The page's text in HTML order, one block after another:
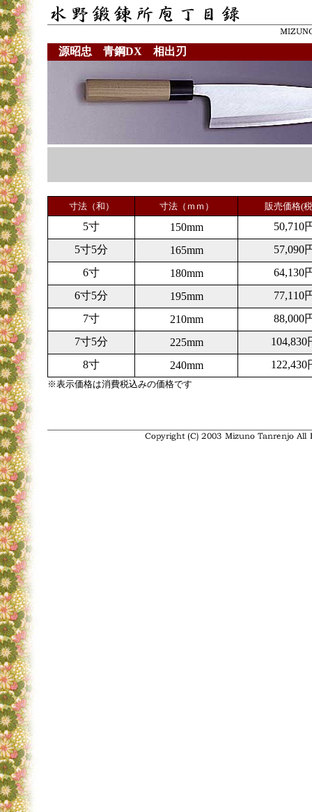
源昭忠 青鋼DX 相出刃
寸法（和） 寸法（ｍｍ） 販売価格(
5寸 150mm
50,710
5寸5分
165mm
57,090
6寸
180mm
64,130
6寸5分
195mm
77,110
7寸
210mm
88,000
7寸5分
225mm
104,830
8寸
240mm 122,430
※表示価格は消費税込みの価格です